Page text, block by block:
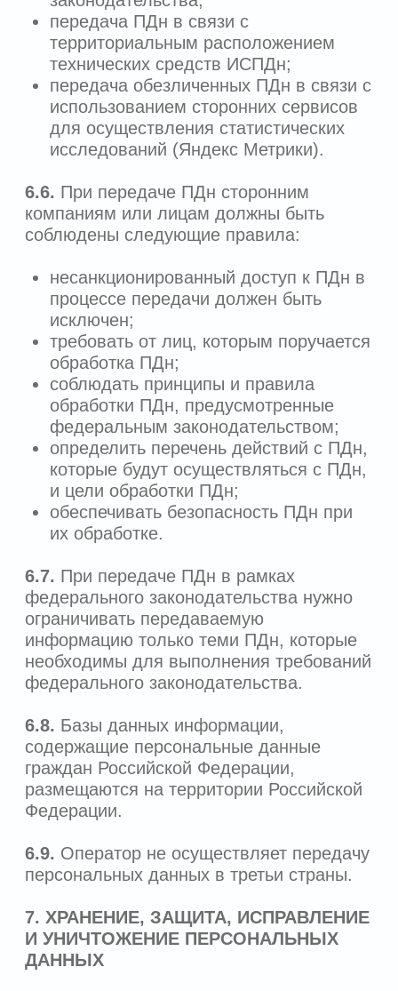
Оператор применяет систему
защиты персональных данных,
включающую правовые,
организационные и технические меры
для обеспечения безопасности
персональных данных, определенные с
учетом актуальных угроз безопасности
персональных данных и
информационных технологий,
используемых в информационной
9.4. Оператором предпринимаются
следующие меры по обеспечению
безопасности персональных данных:
защищенности персональных данных при
обработке в информационных системах
персональных данных;
назначение Оператором
ответственного за организацию
обработки персональных данных;
9.4.3. организация своевременного
обновления программного обеспечения,
используемого в информационных
системах персональных данных
и средств защиты информации;
проведение регулярной оценки
эффективности принимаемых мер по
обеспечению безопасности
персональных данных;
контроля соответствия обработки
персональных данных Федеральному
закону «О персональных данных»
и принятым в соответствии с ним
нормативным правовым актам,
требованиям к защите персональных
данных, политике Оператора в
отношении обработки персональных
данных, локальным актам Оператора;
9.4.6. ознакомление работников
Оператора, непосредственно
осуществляющих обработку
персональных данных, с положениями
законодательства Российской Федерации
о персональных данных, в том числе
требованиями к защите персональных
политику оператора в отношении
обработки персональных данных,
локальными актами по вопросам
9.4.7.применение сертифицированных
средств защиты информации.